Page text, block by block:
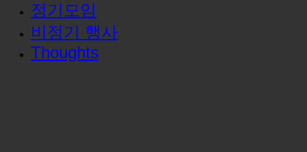
정기모임
비정기 행사
Thoughts